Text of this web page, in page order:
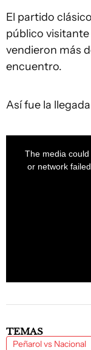
El partido clásico
público visitante
vendieron más
encuentro.
Así fue la
The media
or network
TEMAS
Peñarol vs Nacional